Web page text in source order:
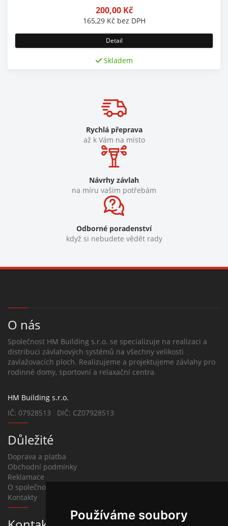
Používáme soubory
200,00 Kč
165,29 Kč bez DPH
Detail
Skladem
Rychlá přeprava
až k Vám na místo
Návrhy závlah
na míru vašim potřebám
Odborné poradenství
když si nebudete vědět rady
O nás
Společnost HM Building s.r.o. se specializuje na realizaci a
distribuci závlahových systémů na všechny velikosti
zavlažovacích ploch. Realizujeme a projektujeme závlahy pro
rodinné domy, sportovní a relaxační centra.
HM Building s.r.o.
IČ: 07928513 DIČ: CZ07928513
Důležité
Doprava a platba
Obchodní podmínky
Reklamace
O společnosti
Kontakty